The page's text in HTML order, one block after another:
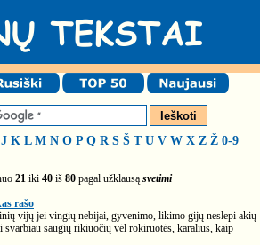
J K L M N O P Q R S Š T U V W X Z Ž 0-9
21 iki 40 iš 80 pagal užklausą svetimi
rašo
vijų jei vingių nebijai, gyvenimo, likimo gijų neslepi akių
saugių rikiuočių vėl rokiruotės, karalius, kaip